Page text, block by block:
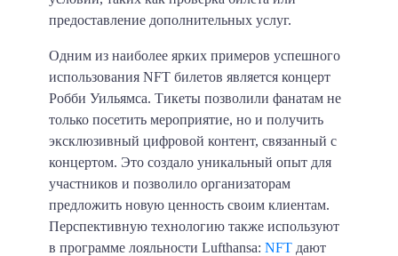
предоставление дополнительных услуг.
Одним из наиболее ярких примеров успешного
использования NFT билетов является концерт
Робби Уильямса. Тикеты позволили фанатам не
только посетить мероприятие, но и получить
эксклюзивный цифровой контент, связанный с
концертом. Это создало уникальный опыт для
участников и позволило организаторам
предложить новую ценность своим клиентам.
Перспективную технологию также используют
в программе лояльности Lufthansa: NFT дают